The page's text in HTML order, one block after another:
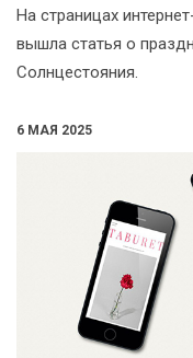
На страницах
вышла статья о
Солнцестояния.
6 МАЯ 2025